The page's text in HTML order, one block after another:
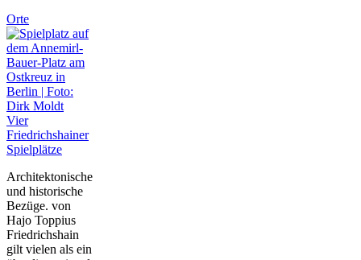
Orte
Vier
Friedrichshainer
Spielplätze
Architektonische
und historische
Bezüge. von
Hajo Toppius
Friedrichshain
gilt vielen als ein